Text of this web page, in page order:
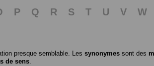
P Q R S T U V W
presque semblable. Les synonymes sont des
de sens.